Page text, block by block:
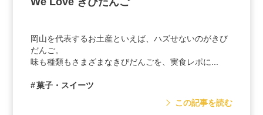
岡山を代表するお土産といえば、ハズせないのがきび
だんご。
味も種類もさまざまなきびだんごを、実食レポに...
菓子・スイーツ
この記事を読む